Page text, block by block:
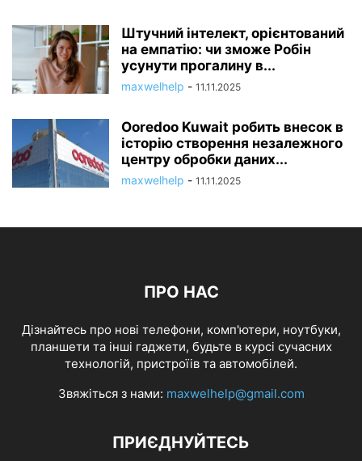
Штучний інтелект, орієнтований
на емпатію: чи зможе Робін
усунути прогалину в...
maxwelhelp - 11.11.2025
Ooredoo Kuwait робить внесок в
історію створення незалежного
центру обробки даних...
maxwelhelp - 11.11.2025
ПРО НАС
Дізнайтесь про нові телефони, комп'ютери, ноутбуки,
планшети та інші гаджети, будьте в курсі сучасних
технологій, пристроїів та автомобілей.
Звяжіться з нами: maxwelhelp@gmail.com
ПРИЄДНУЙТЕСЬ